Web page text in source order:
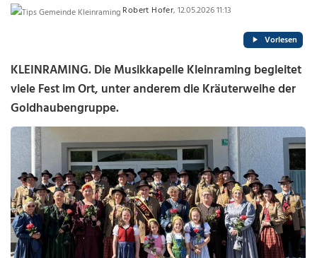
Robert Hofer, 12.05.2026 11:13
Vorlesen
KLEINRAMING. Die Musikkapelle Kleinraming begleitet
viele Fest im Ort, unter anderem die Kräuterweihe der
Goldhaubengruppe.